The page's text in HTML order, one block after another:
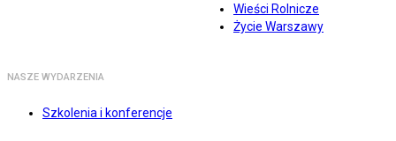
Wieści Rolnicze
Życie Warszawy
NASZE WYDARZENIA
Szkolenia i konferencje